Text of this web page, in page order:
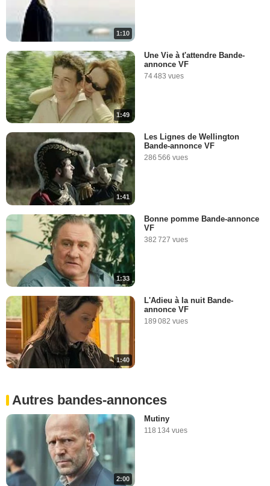
1:10
1:49
Une Vie à t'attendre Bande-
annonce VF
74 483 vues
1:41
Les Lignes de Wellington
Bande-annonce VF
286 566 vues
1:33
Bonne pomme Bande-annonce
VF
382 727 vues
1:40
L'Adieu à la nuit Bande-
annonce VF
189 082 vues
Autres bandes-annonces
2:00
Mutiny
118 134 vues